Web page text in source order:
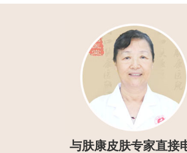
与肤康皮肤专家直接